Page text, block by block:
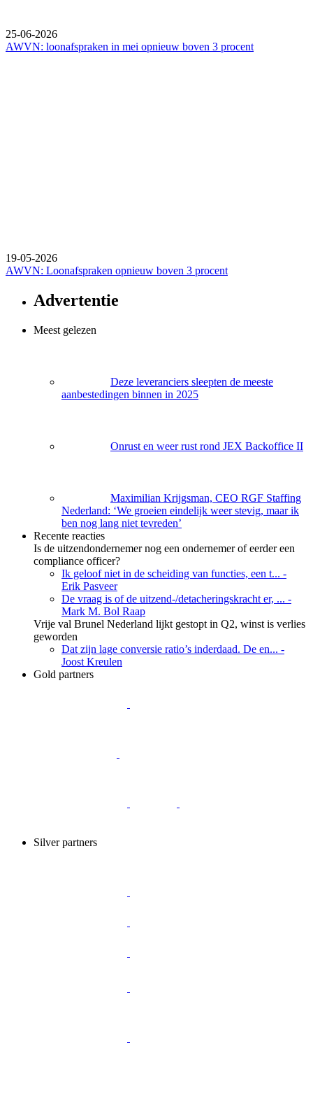
25-06-2026
AWVN: loonafspraken in mei opnieuw boven 3 procent
19-05-2026
AWVN: Loonafspraken opnieuw boven 3 procent
Advertentie
Meest gelezen
Deze leveranciers sleepten de meeste
aanbestedingen binnen in 2025
Onrust en weer rust rond JEX Backoffice II
Maximilian Krijgsman, CEO RGF Staffing
Nederland: ‘We groeien eindelijk weer stevig, maar ik
ben nog lang niet tevreden’
Recente reacties
Is de uitzendondernemer nog een ondernemer of eerder een
compliance officer?
Ik geloof niet in de scheiding van functies, een t... -
Erik Pasveer
De vraag is of de uitzend-/detacheringskracht er, ... -
Mark M. Bol Raap
Vrije val Brunel Nederland lijkt gestopt in Q2, winst is verlies
geworden
Dat zijn lage conversie ratio’s inderdaad. De en... -
Joost Kreulen
Gold partners
Silver partners